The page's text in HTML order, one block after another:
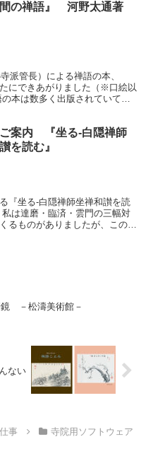
間の禅語』 河野太通著
派管長）による禅語の本、
にできあがりました（※口絵以
本は数多く出版されていて、
案内 『坐る-白隠禅師
を読む』
『坐る-白隠禅師坐禅和讃を読
は達磨・臨済・雲門の三幅対
るものがありましたが、この
鏡 －松濤美術館－
ない
事 寺院用ソフトウェア